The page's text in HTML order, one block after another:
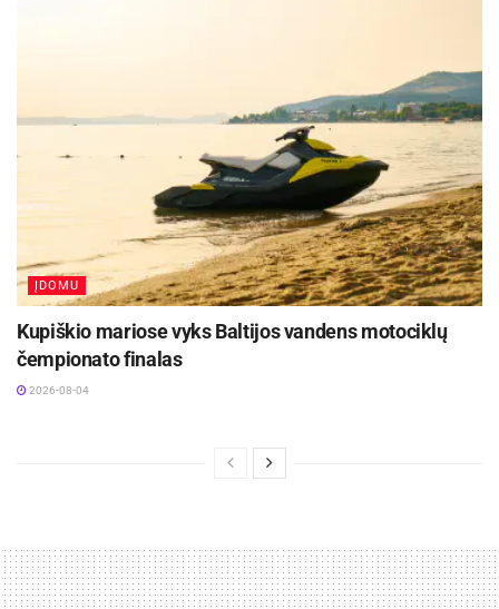
ĮDOMU
Kupiškio mariose vyks Baltijos vandens motociklų
čempionato finalas
2026-08-04